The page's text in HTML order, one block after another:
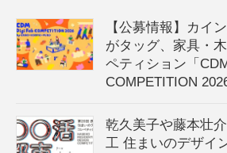
【公募情報】カイ
がタッグ、家具・
ペティション「
COMPETITION
乾久美子や藤本壮
工 住まいのデザイ